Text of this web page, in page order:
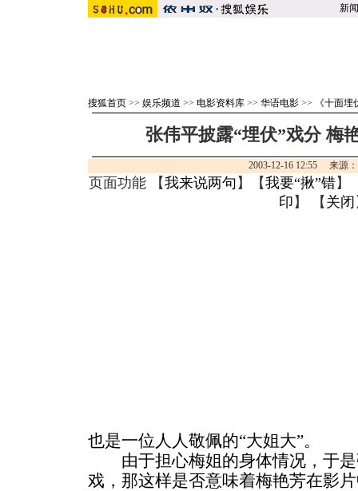
新闻
搜狐首页 >> 娱乐频道 >> 电影资料库 >> 华语电影 >> 《十面埋
张伟平披露“埋伏”戏分 梅
2003-12-16 12:55 来源
页面功能 【我来说两句 】【我要“揪”错】
印 】 【 关闭
也是一位人人敬佩的“大姐大”。
由于担心梅姐的身体情况，于是
戏，那这样是否意味着梅艳芳在影